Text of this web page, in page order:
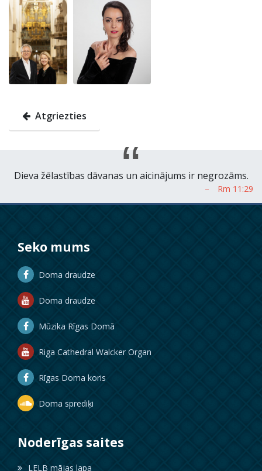
Atgriezties
Dieva žēlastības dāvanas un aicinājums ir negrozāms.
Seko mums
Doma draudze
Doma draudze
Mūzika Rīgas Domā
Riga Cathedral Walcker Organ
Rīgas Doma koris
Doma sprediķi
Noderīgas saites
LELB mājas lapa